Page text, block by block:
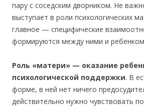
пару с соседским дворником. Не
выступает в роли психологических
главное — специфические
формируются между ними и
Роль «матери» — оказание
психологической поддержки. В
форме, в ней нет ничего
действительно нужно чувствовать